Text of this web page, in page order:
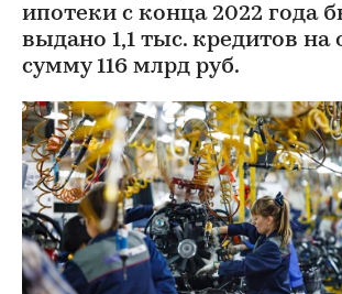
ипотеки с конца 2022 года
выдано 1,1 тыс. кредитов
сумму 116 млрд руб.